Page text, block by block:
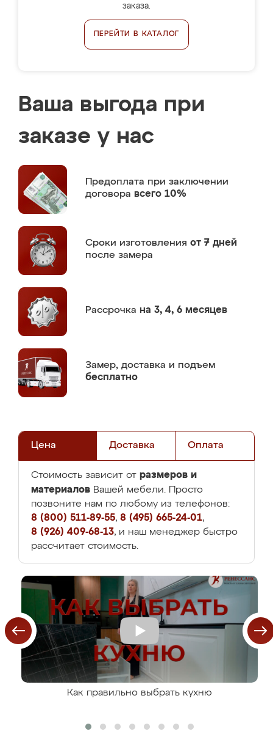
заказа.
ПЕРЕЙТИ В КАТАЛОГ
Ваша выгода при
заказе у нас
Предоплата при заключении
договора всего 10%
Сроки изготовления от 7 дней
после замера
Рассрочка на 3, 4, 6 месяцев
Замер, доставка и подъем
бесплатно
Цена Доставка Оплата
Стоимость зависит от размеров и
материалов Вашей мебели. Просто
позвоните нам по любому из телефонов:
8 (800) 511-89-55, 8 (495) 665-24-01,
8 (926) 409-68-13, и наш менеджер быстро
рассчитает стоимость.
Как правильно выбрать кухню